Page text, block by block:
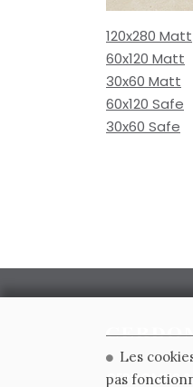
120x280 Matt
60x120 Matt
30x60 Matt
60x120 Safe
30x60 Safe
CERDOMUS
Les
pas